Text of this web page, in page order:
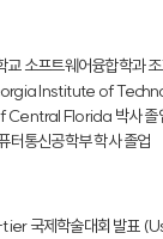
소프트웨어융합학과
Institute of
Central Florida 박사 졸
터통신공학부 학사 졸업
tier 국제학술대회 발표